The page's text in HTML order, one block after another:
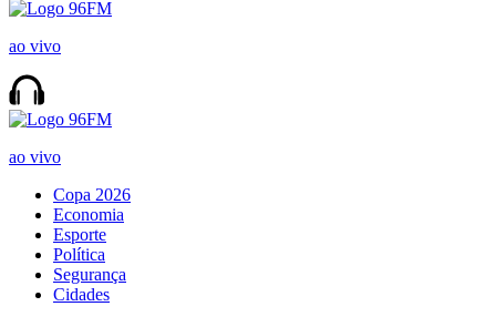
ao vivo
ao vivo
Copa 2026
Economia
Esporte
Política
Segurança
Cidades